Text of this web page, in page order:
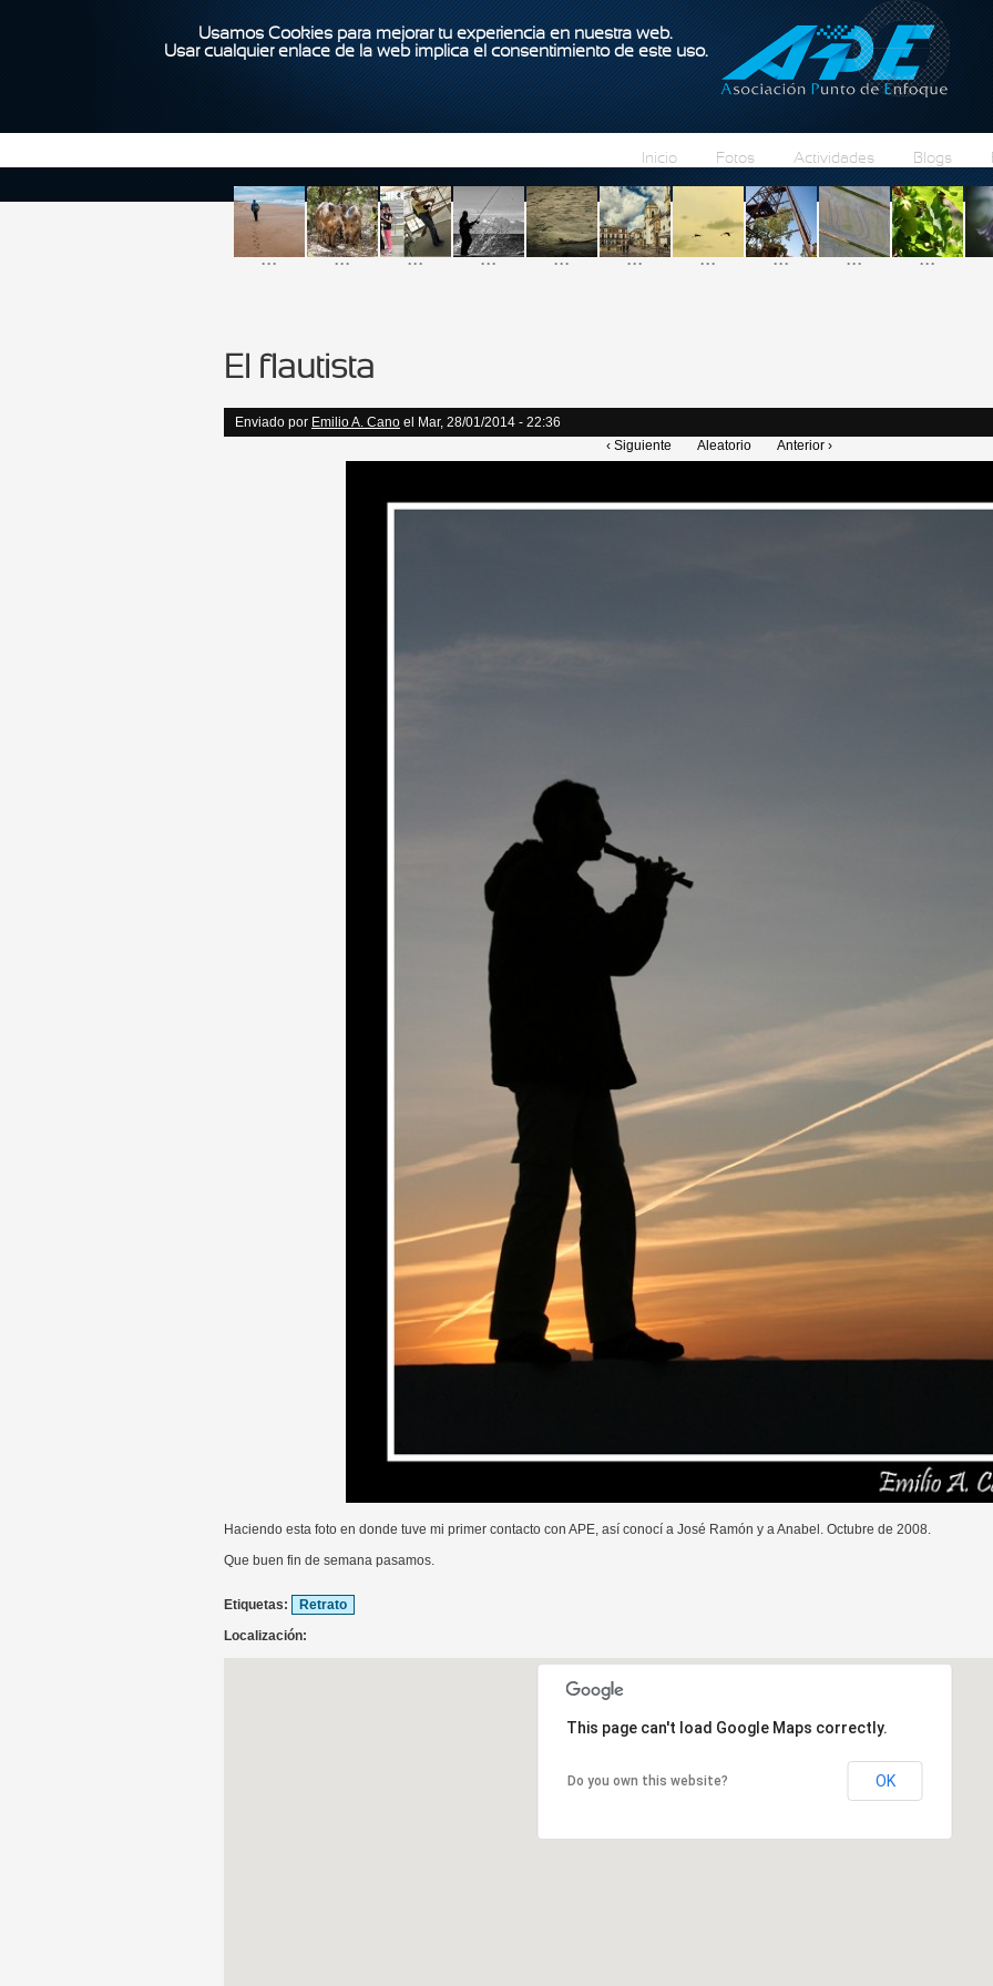
Usamos Cookies para mejorar tu experiencia en nuestra web.
Usar cualquier enlace de la web implica el consentimiento de este uso.
Pasar al contenido principal
Inicio Fotos Actividades Blogs
... ... ... ... ... ... ... ... ... ...
El flautista
Enviado por Emilio A. Cano el Mar, 28/01/2014 - 22:36
‹ Siguiente
Aleatorio Anterior ›
Haciendo esta foto en donde tuve mi primer contacto con APE, así conocí a José Ramón y a Anabel. Octubre de 2008.
Que buen fin de semana pasamos.
Etiquetas:
Retrato
Localización:
This page can't load Google Maps correctly.
Do you own this website? OK